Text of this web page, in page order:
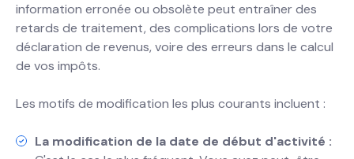
information erronée ou obsolète peut entraîner des
retards de traitement, des complications lors de votre
déclaration de revenus, voire des erreurs dans le calcul
de vos impôts.
Les motifs de modification les plus courants incluent :
La modification de la date de début d'activité :